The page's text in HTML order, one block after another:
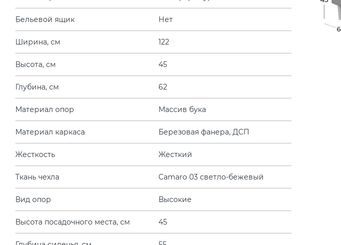
Бельевой ящик Нет
Ширина, см 122
Высота, см 45
Глубина, см 62
Материал опор Массив бука
Материал каркаса Березовая фанера, ДСП
Жесткость Жесткий
Ткань чехла Camaro 03 светло-бежевый
Вид опор Высокие
Высота посадочного места, см 45